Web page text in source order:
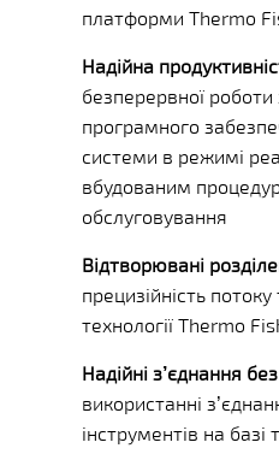
платформи Thermo
Надійна
безперервної
програмного
системи в режимі
вбудованим
обслуговування
Відтворювані
прецизійність
технології Thermo
Надійні з’єднання
використанні
інструментів на базі